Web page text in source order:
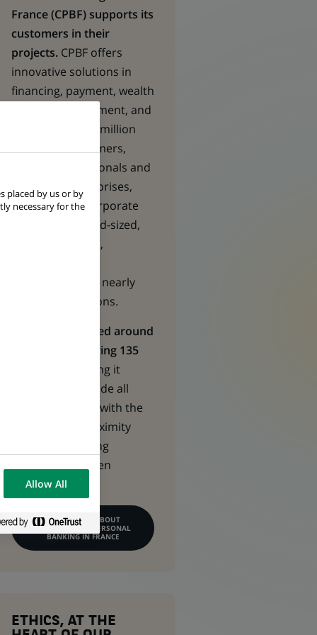
France (CPBF) supports its
customers in their
projects. CPBF offers
innovative solutions in
financing, payment, wealth
& asset management, and
insurance to 7,2 million
individual customers,
490,000 professionals and
very small enterprises,
nearly 94,000 corporate
clients (SMEs, mid‑sized,
large corporates,
institutions) and nearly
54,000 associations.
CPBF is structured around
10 regions covering 135
making it
possible to provide all
customer bases with the
right level of proximity
whilst maintaining
synergies between
business line.
LEARN MORE ABOUT
COMMERCIAL & PERSONAL
BANKING IN FRANCE
ETHICS, AT THE
placed by us or by
necessary for the
Allow All